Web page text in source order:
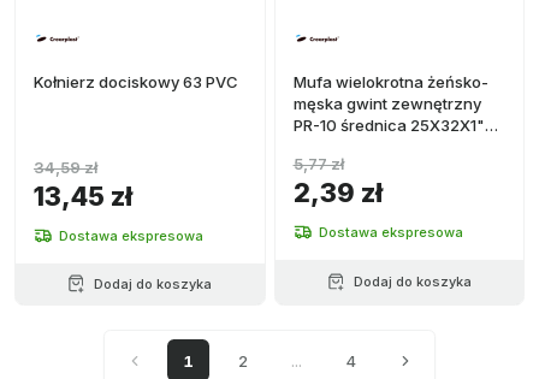
Kołnierz dociskowy 63 PVC
13,45 zł
34,59 zł
Dostawa ekspresowa
Dodaj do koszyka
Mufa wielokrotna żeńsko-
męska gwint zewnętrzny
PR-10 średnica 25X32X1"
2,39 zł
5,77 zł
Dostawa ekspresowa
Dodaj do koszyka
1 2 ... 4